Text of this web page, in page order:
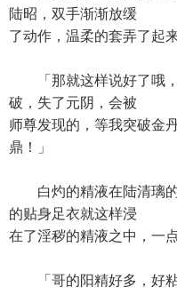
陆昭，双手渐渐放缓
了动作，温柔的套弄了起来
「那就这样说好了哦，
破，失了元阴，会被
师尊发现的，等我突破
鼎！」
白灼的精液在陆清璃的
的贴身足衣就这样浸
在了淫秽的精液之中，一
「哥的阳精好多，好粘